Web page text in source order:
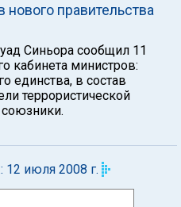
правительства
Синьора сообщил 11
кабинета министров:
единства, в состав
террористической
союзники.
12 июля 2008 г.